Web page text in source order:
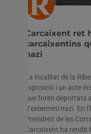
Carcaixent ret
carcaixentins
nazi
La localitat de la
exposició i un acte
que foren deportats
d’extermini nazi. En
President de les
Carcaixent ha